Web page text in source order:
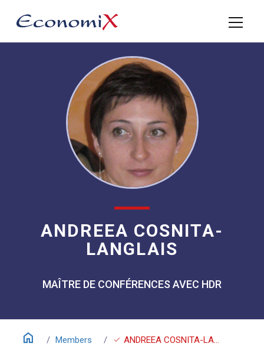
ANDREEA COSNITA-
LANGLAIS
MAÎTRE DE CONFÉRENCES AVEC HDR
home Members check ANDREEA COSNITA-LANGLAIS